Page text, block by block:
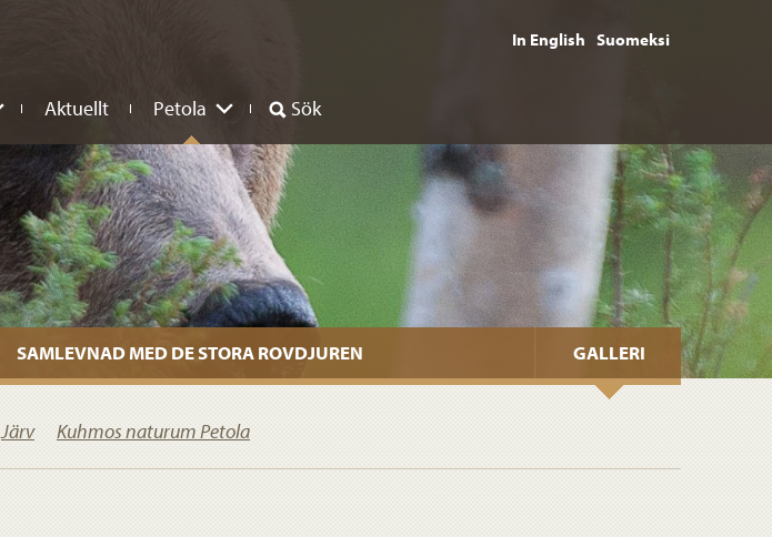
In English Suomeksi
Aktuellt Petola Sök
SAMLEVNAD MED DE STORA ROVDJUREN GALLERI
Järv Kuhmos naturum Petola